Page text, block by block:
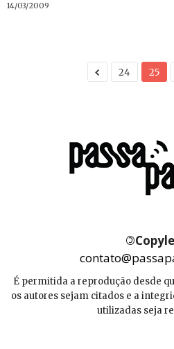
14/03/2009
24 25
©
É permitida a reprodução desde
os autores sejam citados e a
utilizadas seja